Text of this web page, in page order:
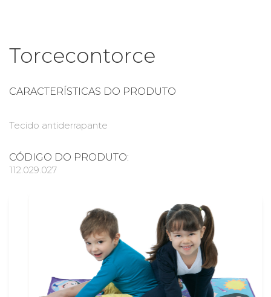
Torcecontorce
CARACTERÍSTICAS DO PRODUTO
Tecido antiderrapante
CÓDIGO DO PRODUTO:
112.029.027